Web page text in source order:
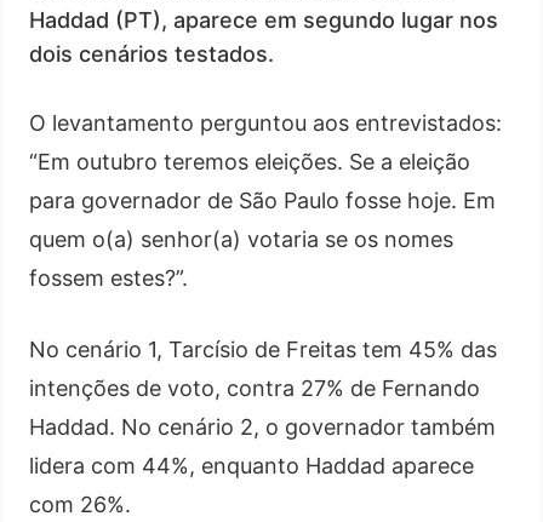
Haddad (PT), aparece em segundo lugar nos
dois cenários testados.
O levantamento perguntou aos entrevistados:
“Em outubro teremos eleições. Se a eleição
para governador de São Paulo fosse hoje. Em
quem o(a) senhor(a) votaria se os nomes
fossem estes?”.
No cenário 1, Tarcísio de Freitas tem 45% das
intenções de voto, contra 27% de Fernando
Haddad. No cenário 2, o governador também
lidera com 44%, enquanto Haddad aparece
com 26%.